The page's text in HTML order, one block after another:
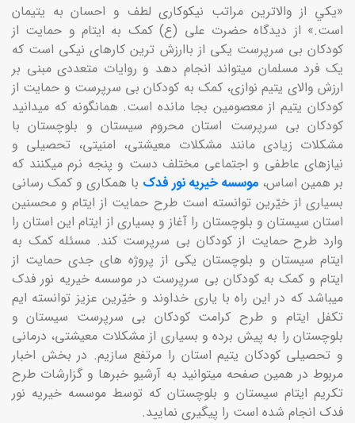
«يكي از والاترين مراتب نيكوكاری لطف و احسان به يتيمان
است.» از دیدگاه حضرت علی (ع) کمک به ایتام و حمایت از
کودکان بی سرپرست یکی از باارزش ترین کارهای نیکی است که
یک فرد مسلمان میتواند انجام دهد و روایات متعددی مبنی بر
ارزش والای یتیم نوازی، کمک به کودکان بی سرپرست و حمایت از
کودکان یتیم از معصومین بجا مانده است. همانگونه که میدانید
کودکان بی سرپرست استان محروم سیستان و بلوچستان با
مشکلات زیادی مانند مشکلات معیشتی، امنیتی، تحصیلی و
نیازهای عاطفی و اجتماعی مختلف دست و پنجه نرم میکنند که
بر همین اساس، موسسه خیریه نور فدک با همکاری و کمک رسانی
بسیاری از خیّرین توانسته است طرح حمایت از ایتام و محسنین
استان سیستان و بلوچستان را آغاز و بسیاری از ایتام این استان را
وارد طرح حمایت از کودکان بی سرپرست کند. مسئله کمک به
ایتام سیستان و بلوچستان یکی از پروژه های جدی حمایت از
ایتام و کمک به کودکان بی سرپرست در موسسه خیریه نور فدک
میباشد که در این راه با یاری خداوند و خیّرین عزیز توانسته ایم
تکفل ایتام و طرح کرامت کودکان بی سرپرست سیستان و
بلوچستان را به پیش برده و بسیاری از مشکلات معیشتی، درمانی
و تحصیلی کودکان یتیم استان را مرتفع سازیم. در بخش اخبار
مربوط در همین صفحه میتوانید به آرشیو خبرها و گزارشات طرح
تکریم ایتام سیستان و بلوچستان که توسط موسسه خیریه نور
فدک انجام شده است را پیگیری نمایید.